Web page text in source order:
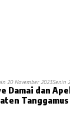
20 November 2023Senin
Damai dan
Tanggamus